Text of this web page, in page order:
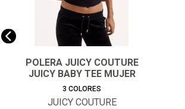
POLERA JUICY COUTURE
JUICY BABY TEE MUJER
3 COLORES
JUICY COUTURE